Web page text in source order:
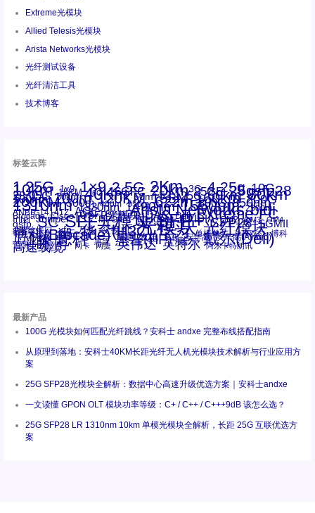
Extreme光模块
Allied Telesis光模块
Arista Networks光模块
光纤测试设备
光纤清洁工具
技术博客
标签云阵
1.25G 1x9 1×9 2.5G 2Km 3G 4.25g 10G
10km 15KM 16G 16GFC 20km 25GE 25gsfp28
28.05G 30km 40Km 50m 53.125G 60km 80km
100km 100m 120KM 155M 160km 200G
200KM 300m 400m 550m 622m 800G 850nm
1310nm 1330nm 1490nm 1550nm 2500m
ANBR-1414TZ AOC Arista Arista Networks bidi
Brocade Cisco CSFP光模块 DAC Dell Extreme FC
Intel Juniper LC MPO-LC Netgear NVIDIA OM2 OM3 OM4
qsfp SC SFF光模块 SFP+ SFP28 SGMII
st螺纹接口 xfp 万兆 交换机 光模块 光纤模块
千兆光模块 华三 华三(H3C) 华为 单模单芯 单模双芯 博科
博科(Brocade) 博通 友讯 多模 安华高 安华高(Avago)
工业级 思科 惠普 惠普(HP) 戴尔 戴尔(Dell)
百兆 瞻博 网卡 网捷 英伟达 英特尔 阿尔卡特朗讯
高速线缆
最新产品
100G 光模块如何匹配光纤跳线？安科士 andxe 完整布线搭配指南
从原理到落地：安科士40KM长距光纤无人机光模块技术解析与行业应用方
案
25G SFP28光模块全解析：数据中心高速升级优选方案｜安科士andxe
一文读懂 GPON OLT 模块功率等级：C+ / C++ / C+++9dB 该怎么选？
25G SFP28 LR 1310nm 10km 单模光模块全解析，长距 25G 互联优选方
案